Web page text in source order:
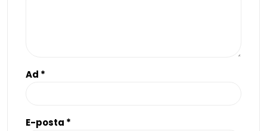
Ad *
E-posta *